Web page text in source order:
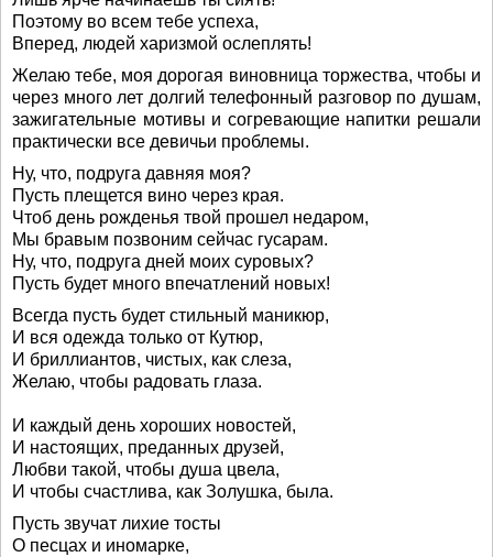
Поэтому во всем тебе успеха,
Вперед, людей харизмой ослеплять!
Желаю тебе, моя дорогая виновница торжества, чтобы и
через много лет долгий телефонный разговор по душам,
зажигательные мотивы и согревающие напитки решали
практически все девичьи проблемы.
Ну, что, подруга давняя моя?
Пусть плещется вино через края.
Чтоб день рожденья твой прошел недаром,
Мы бравым позвоним сейчас гусарам.
Ну, что, подруга дней моих суровых?
Пусть будет много впечатлений новых!
Всегда пусть будет стильный маникюр,
И вся одежда только от Кутюр,
И бриллиантов, чистых, как слеза,
Желаю, чтобы радовать глаза.
И каждый день хороших новостей,
И настоящих, преданных друзей,
Любви такой, чтобы душа цвела,
И чтобы счастлива, как Золушка, была.
Пусть звучат лихие тосты
О песцах и иномарке,